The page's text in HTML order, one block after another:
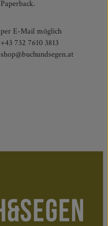
Paperback.
per E-Mail möglich
+43 732 7610 3813
shop@buchundsegen.at